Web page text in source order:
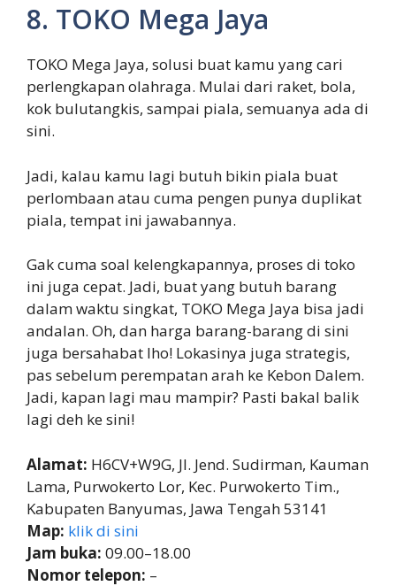
8. TOKO Mega Jaya
TOKO Mega Jaya, solusi buat kamu yang cari
perlengkapan olahraga. Mulai dari raket, bola,
kok bulutangkis, sampai piala, semuanya ada di
sini.
Jadi, kalau kamu lagi butuh bikin piala buat
perlombaan atau cuma pengen punya duplikat
piala, tempat ini jawabannya.
Gak cuma soal kelengkapannya, proses di toko
ini juga cepat. Jadi, buat yang butuh barang
dalam waktu singkat, TOKO Mega Jaya bisa jadi
andalan. Oh, dan harga barang-barang di sini
juga bersahabat lho! Lokasinya juga strategis,
pas sebelum perempatan arah ke Kebon Dalem.
Jadi, kapan lagi mau mampir? Pasti bakal balik
lagi deh ke sini!
Alamat: H6CV+W9G, Jl. Jend. Sudirman, Kauman
Lama, Purwokerto Lor, Kec. Purwokerto Tim.,
Kabupaten Banyumas, Jawa Tengah 53141
Map: klik di sini
Jam buka: 09.00–18.00
Nomor telepon: –